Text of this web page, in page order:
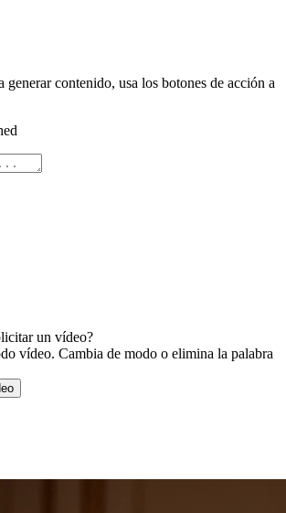
generar contenido, usa los botones de acción a
un vídeo?
vídeo. Cambia de modo o elimina la palabra